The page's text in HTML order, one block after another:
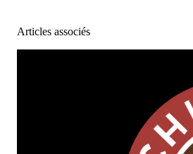
Articles associés